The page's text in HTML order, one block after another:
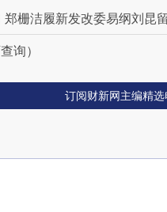
栅洁履新发改委易纲刘昆
询）
订阅财新网主编精选